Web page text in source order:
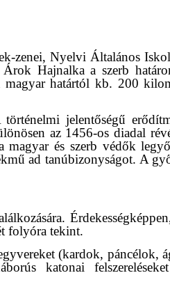
zenei, Nyelvi Általános
Hajnalka a szerb
határtól kb. 200
jelentőségű
az 1456-os diadal
magyar és szerb védők
ad tanúbizonyságot. A
folyóra tekint.
(kardok, páncélok,
katonai